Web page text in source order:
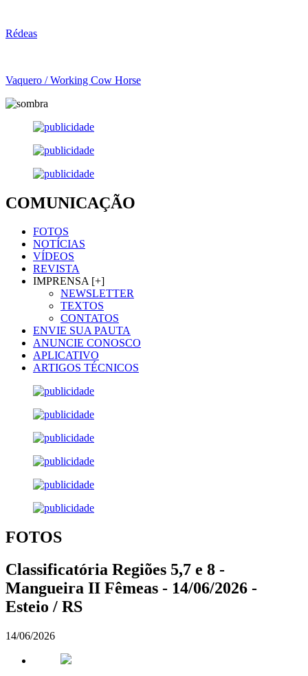
Rédeas
Vaquero / Working Cow Horse
COMUNICAÇÃO
FOTOS
NOTÍCIAS
VÍDEOS
REVISTA
IMPRENSA [+]
NEWSLETTER
TEXTOS
CONTATOS
ENVIE SUA PAUTA
ANUNCIE CONOSCO
APLICATIVO
ARTIGOS TÉCNICOS
FOTOS
Classificatória Regiões 5,7 e 8 -
Mangueira II Fêmeas - 14/06/2026 -
Esteio / RS
14/06/2026